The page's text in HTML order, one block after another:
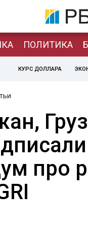
ПОЛИТИКА
КУРС ДОЛЛАРА
про